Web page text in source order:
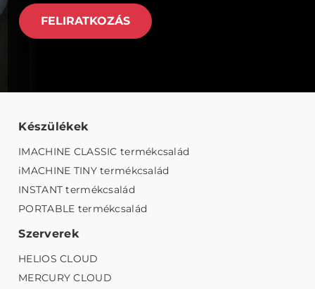
FELIRATKOZÁS
Készülékek
IMACHINE CLASSIC termékcsalád
iMACHINE TINY termékcsalád
INSTANT termékcsalád
PORTABLE termékcsalád
Szerverek
HELIOS CLOUD
MERCURY CLOUD